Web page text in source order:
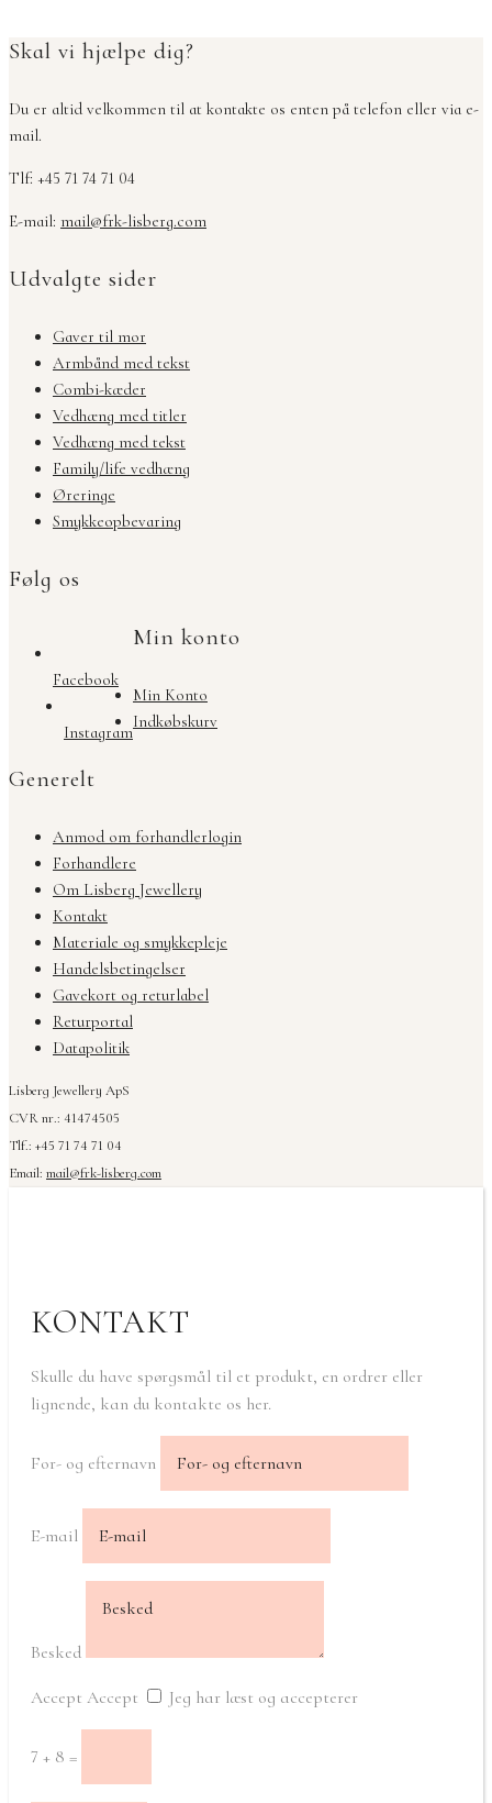
Skal vi hjælpe dig?
Du er altid velkommen til at kontakte os enten på telefon eller via e-
mail.
Tlf: +45 71 74 71 04
E-mail: mail@frk-lisberg.com
Udvalgte sider
Gaver til mor
Armbånd med tekst
Combi-kæder
Vedhæng med titler
Vedhæng med tekst
Family/life vedhæng
Øreringe
Smykkeopbevaring
Følg os
Facebook
Instagram
Min konto
Min Konto
Indkøbskurv
Generelt
Anmod om forhandlerlogin
Forhandlere
Om Lisberg Jewellery
Kontakt
Materiale og smykkepleje
Handelsbetingelser
Gavekort og returlabel
Returportal
Datapolitik
Lisberg Jewellery ApS
CVR nr.: 41474505
Tlf.: +45 71 74 71 04
Email: mail@frk-lisberg.com
KONTAKT
Skulle du have spørgsmål til et produkt, en ordrer eller
lignende, kan du kontakte os her.
For- og efternavn
E-mail
Besked
Accept Accept Jeg har læst og accepterer
7 + 8 =